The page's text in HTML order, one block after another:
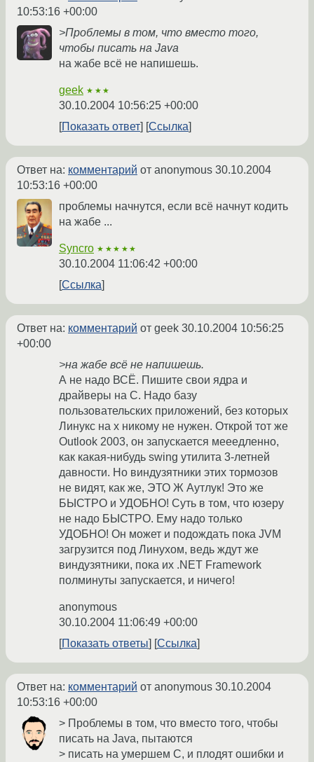
10:53:16 +00:00
>Проблемы в том, что вместо того,
чтобы писать на Java
на жабе всё не напишешь.
geek ★★★
30.10.2004 10:56:25 +00:00
Показать ответ
Ссылка
Ответ на: комментарий от anonymous 30.10.2004
10:53:16 +00:00
проблемы начнутся, если всё начнут кодить
на жабе ...
Syncro ★★★★★
30.10.2004 11:06:42 +00:00
Ссылка
Ответ на: комментарий от geek 30.10.2004 10:56:25
+00:00
>на жабе всё не напишешь.
А не надо ВСЁ. Пишите свои ядра и
драйверы на C. Надо базу
пользовательских приложений, без которых
Линукс на х никому не нужен. Открой тот же
Outlook 2003, он запускается мееедленно,
как какая-нибудь swing утилита 3-летней
давности. Но виндузятники этих тормозов
не видят, как же, ЭТО Ж Аутлук! Это же
БЫСТРО и УДОБНО! Суть в том, что юзеру
не надо БЫСТРО. Ему надо только
УДОБНО! Он может и подождать пока JVM
загрузится под Линухом, ведь ждут же
виндузятники, пока их .NET Framework
полминуты запускается, и ничего!
anonymous
30.10.2004 11:06:49 +00:00
Показать ответы
Ссылка
Ответ на: комментарий от anonymous 30.10.2004
10:53:16 +00:00
> Проблемы в том, что вместо того, чтобы
писать на Java, пытаются
> писать на умершем C, и плодят ошибки и